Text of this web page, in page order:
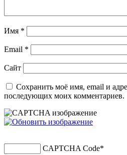
Имя *
Email *
Сайт
Сохранить моё имя, email и
последующих моих комментариев.
CAPTCHA Code*